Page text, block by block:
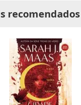
recomendados